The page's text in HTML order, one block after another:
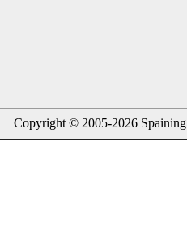
Copyright © 2005-2026